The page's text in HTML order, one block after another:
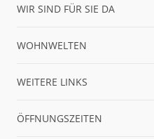
WIR SIND FÜR SIE DA
WOHNWELTEN
WEITERE LINKS
ÖFFNUNGSZEITEN